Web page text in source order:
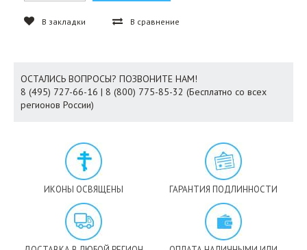
В закладки В сравнение
ОСТАЛИСЬ ВОПРОСЫ? ПОЗВОНИТЕ НАМ!
8 (495) 727-66-16 | 8 (800) 775-85-32 (Бесплатно со всех
регионов России)
ИКОНЫ ОСВЯЩЕНЫ ГАРАНТИЯ ПОДЛИННОСТИ